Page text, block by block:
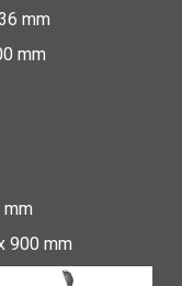
mm
mm
900 mm